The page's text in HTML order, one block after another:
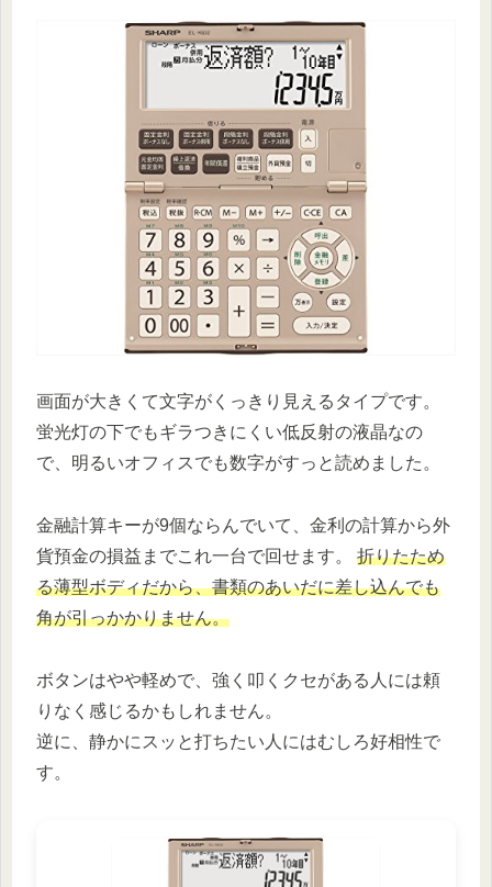
画面が大きくて文字がくっきり見えるタイプです。
蛍光灯の下でもギラつきにくい低反射の液晶なの
で、明るいオフィスでも数字がすっと読めました。
金融計算キーが9個ならんでいて、金利の計算から外
貨預金の損益までこれ一台で回せます。 折りたため
る薄型ボディだから、書類のあいだに差し込んでも
角が引っかかりません。
ボタンはやや軽めで、強く叩くクセがある人には頼
りなく感じるかもしれません。
逆に、静かにスッと打ちたい人にはむしろ好相性で
す。